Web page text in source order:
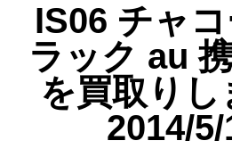
IS06 チャ
ラック au
を買取りし
2014/5/